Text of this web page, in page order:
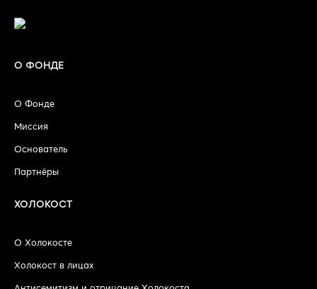
О ФОНДЕ
О Фонде
Миссия
Основатель
Партнёры
ХОЛОКОСТ
О Холокосте
Холокост в лицах